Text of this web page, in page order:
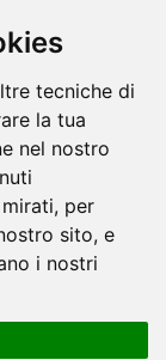
tecniche di
la tua
nel nostro
per
sito, e
i nostri
DIRETTA RADIO
- Powered by